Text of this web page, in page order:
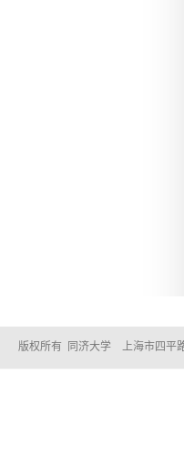
版权所有 同济大学 上海市四平